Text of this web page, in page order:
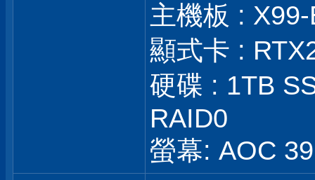
主機板 : X99-
顯式卡 :
硬碟 : 1TB
RAID0
螢幕: AOC